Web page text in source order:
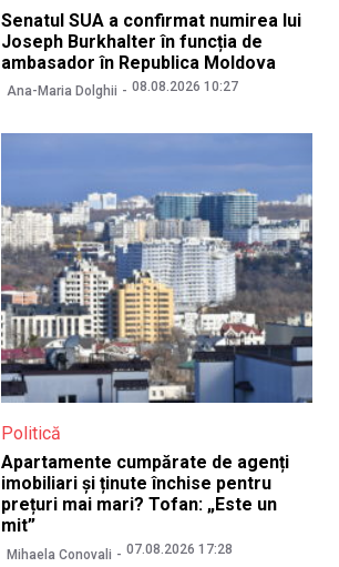
Senatul SUA a confirmat numirea lui
Joseph Burkhalter în funcția de
ambasador în Republica Moldova
Ana-Maria Dolghii 08.08.2026 10:27
Politică
Apartamente cumpărate de agenți
imobiliari și ținute închise pentru
prețuri mai mari? Tofan: „Este un
mit”
Mihaela Conovali 07.08.2026 17:28